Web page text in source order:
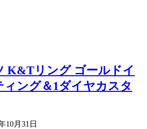
K&Tリング ゴールドイ
ング＆1ダイヤカスタ
10月31日